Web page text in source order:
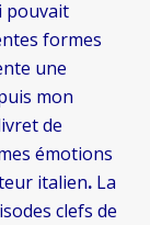
pouvait
formes
une
mon
de
émotions
italien. La
clefs de